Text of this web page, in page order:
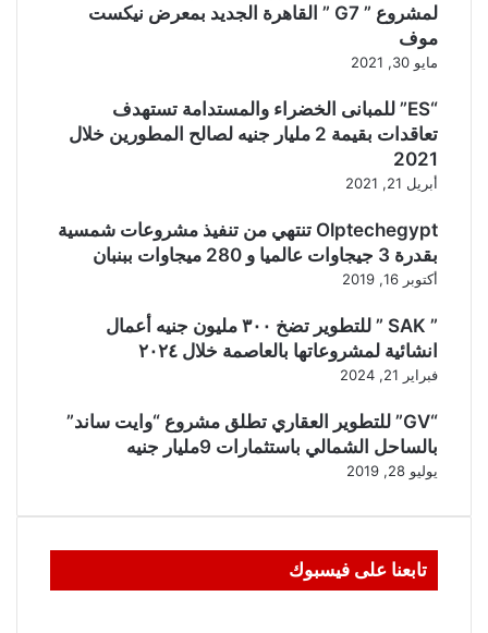
لمشروع ” G7 ” القاهرة الجديد بمعرض نيكست
موف
مايو 30, 2021
“ES” للمبانى الخضراء والمستدامة تستهدف
تعاقدات بقيمة 2 مليار جنيه لصالح المطورين خلال
2021
أبريل 21, 2021
Olptechegypt تنتهي من تنفيذ مشروعات شمسية
بقدرة 3 جيجاوات عالميا و 280 ميجاوات ببنبان
أكتوبر 16, 2019
” SAK ” للتطوير تضخ ٣٠٠ مليون جنيه أعمال
انشائية لمشروعاتها بالعاصمة خلال ٢٠٢٤
فبراير 21, 2024
“GV” للتطوير العقاري تطلق مشروع “وايت ساند”
بالساحل الشمالي باستثمارات 9مليار جنيه
يوليو 28, 2019
تابعنا على فيسبوك